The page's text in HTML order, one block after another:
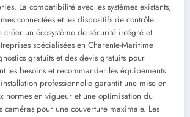
La compatibilité avec les systèmes existants,
connectées et les dispositifs de contrôle
un écosystème de sécurité intégré et
spécialisées en Charente-Maritime
gratuits et des devis gratuits pour
les besoins et recommander les équipements
professionnelle garantit une mise en
normes en vigueur et une optimisation du
caméras pour une couverture maximale. Les